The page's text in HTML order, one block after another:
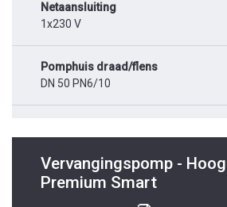
Netaansluiting
1x230 V
Pomphuis draad/flens
DN 50 PN6/10
Vervangingspomp -
Premium Smart